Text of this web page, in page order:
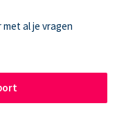
met al je vragen